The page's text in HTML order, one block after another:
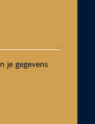
je gegevens